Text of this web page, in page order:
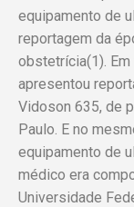
equipamento de
reportagem da
obstetrícia(1).
apresentou
Vidoson 635, de
Paulo. E no
equipamento de
médico era
Universidade